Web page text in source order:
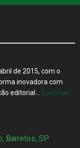
de 2015, com o
inovadora com
editorial… Continue
Barretos, SP